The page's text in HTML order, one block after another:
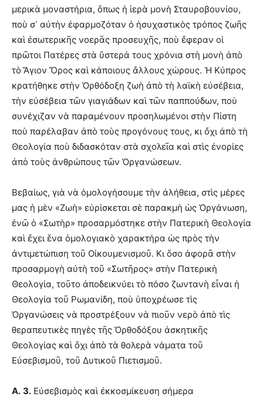
μερικὰ μοναστήρια, ὅπως ἡ ἱερὰ μονὴ Σταυροβουνίου,
ποὺ σ᾽ αὐτὴν ἐφαρμοζόταν ὁ ἡσυχαστικὸς τρόπος ζωῆς
καὶ ἐσωτερικῆς νοερᾶς προσευχῆς, ποὺ ἔφεραν οἱ
πρῶτοι Πατέρες στὰ ὕστερά τους χρόνια στὴ μονὴ ἀπὸ
τὸ Ἅγιον Ὄρος καὶ κάποιους ἄλλους χώρους. Ἡ Κύπρος
κρατήθηκε στὴν Ὀρθόδοξη ζωὴ ἀπὸ τὴ λαϊκὴ εὐσέβεια,
τὴν εὐσέβεια τῶν γιαγιάδων καὶ τῶν παππούδων, ποὺ
συνέχιζαν νὰ παραμένουν προσηλωμένοι στὴν Πίστη
ποὺ παρέλαβαν ἀπὸ τοὺς προγόνους τους, κι ὄχι ἀπὸ τὴ
Θεολογία ποὺ διδασκόταν στὰ σχολεῖα καὶ στὶς ἐνορίες
ἀπὸ τοὺς ἀνθρώπους τῶν Ὀργανώσεων.
Βεβαίως, γιὰ νὰ ὁμολογήσουμε τὴν ἀλήθεια, στὶς μέρες
μας ἡ μὲν «Ζωὴ» εὑρίσκεται σὲ παρακμὴ ὡς Ὀργάνωση,
ἐνῶ ὁ «Σωτὴρ» προσαρμόστηκε στὴν Πατερικὴ Θεολογία
καὶ ἔχει ἕνα ὁμολογιακὸ χαρακτήρα ὡς πρὸς τὴν
ἀντιμετώπιση τοῦ Οἰκουμενισμοῦ. Κι ὅσο ἀφορᾶ στὴν
προσαρμογὴ αὐτὴ τοῦ «Σωτῆρος» στὴν Πατερικὴ
Θεολογία, τοῦτο ἀποδεικνύει τὸ πόσο ζωντανὴ εἶναι ἡ
Θεολογία τοῦ Ρωμανίδη, ποὺ ὑποχρέωσε τὶς
Ὀργανώσεις νὰ προστρέξουν νὰ πιοῦν νερὸ ἀπὸ τὶς
θεραπευτικὲς πηγὲς τῆς Ὀρθοδόξου ἀσκητικῆς
Θεολογίας καὶ ὄχι ἀπὸ τὰ θολερὰ νάματα τοῦ
Εὐσεβισμοῦ, τοῦ Δυτικοῦ Πιετισμοῦ.
Α. 3. Εὐσεβισμὸς καὶ ἐκκοσμίκευση σήμερα